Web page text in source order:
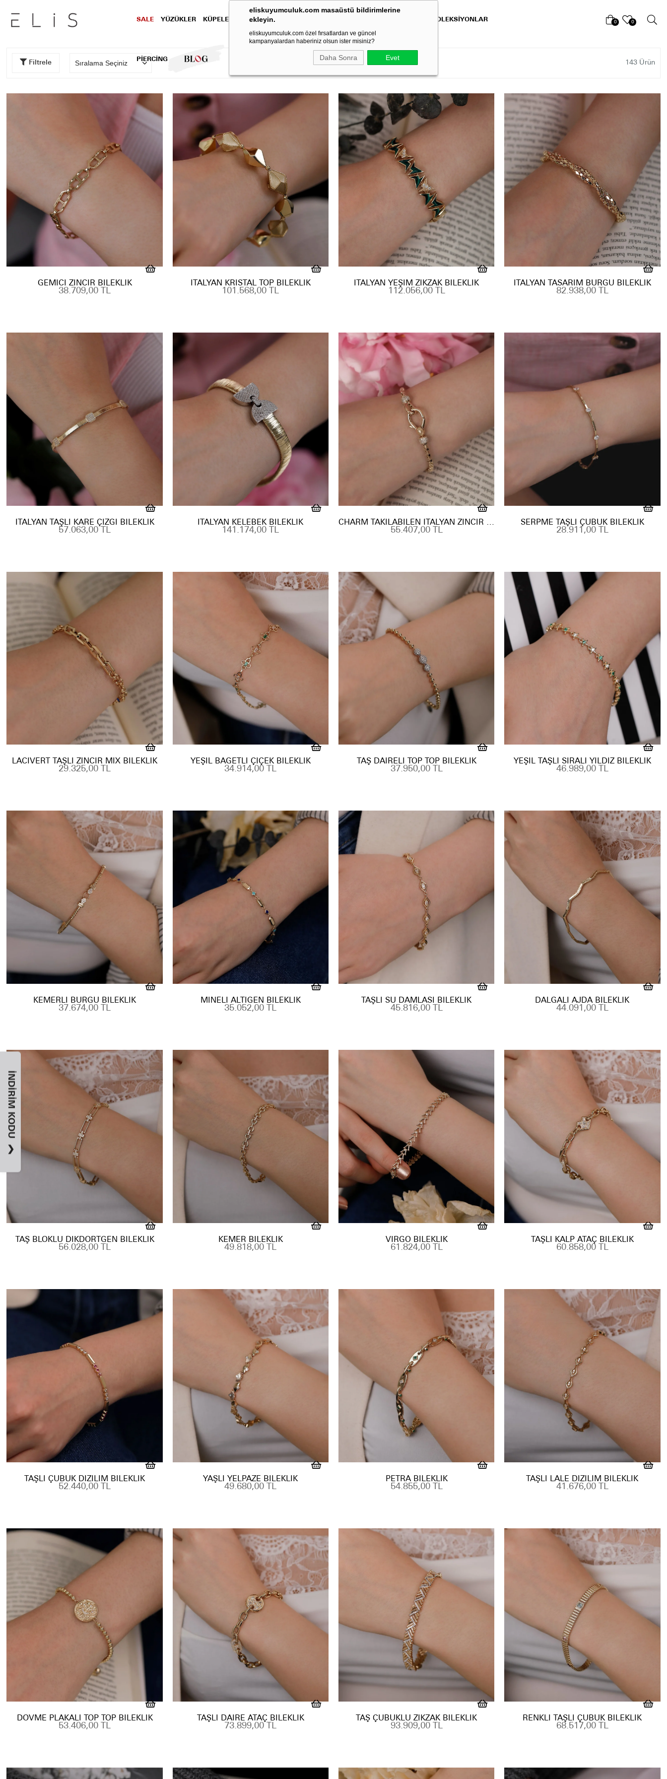
eliskuyumculuk.com masaüstü bildirimlerine
ekleyin.
eliskuyumculuk.com özel fırsatlardan ve güncel
kampanyalardan haberiniz olsun ister misiniz?
Daha Sonra Evet
SALE YÜZÜKLER KÜPELER BİLEKLİKLER KOLEKSİYONLAR
PİERCİNG BLOG
0 0
Filtrele 143 Ürün
Renk
Şeker Pembesi
Filtreler
İndirimli Ürünler
Yeni Ürünler
Fırsat Ürünleri
Fiyat Aralığı
GEMICI ZINCIR BILEKLIK
38.709,00 TL
İTALYAN KRISTAL TOP BILEKLIK
101.568,00 TL
İTALYAN YEŞIM ZIKZAK BILEKLIK
112.056,00 TL
İTALYAN TASARIM BURGU BILEKLIK
82.938,00 TL
İTALYAN TAŞLI KARE ÇIZGI BILEKLIK
57.063,00 TL
İTALYAN KELEBEK BILEKLIK
141.174,00 TL
CHARM TAKILABILEN İTALYAN ZINCIR BILEKLIK
55.407,00 TL
SERPME TAŞLI ÇUBUK BILEKLIK
28.911,00 TL
LACIVERT TAŞLI ZINCIR MIX BILEKLIK
29.325,00 TL
YEŞIL BAGETLI ÇIÇEK BILEKLIK
34.914,00 TL
TAŞ DAIRELI TOP TOP BILEKLIK
37.950,00 TL
YEŞIL TAŞLI SIRALI YILDIZ BILEKLIK
46.989,00 TL
KEMERLI BURGU BILEKLIK
37.674,00 TL
MINELI ALTIGEN BILEKLIK
35.052,00 TL
TAŞLI SU DAMLASI BILEKLIK
45.816,00 TL
DALGALI AJDA BILEKLIK
44.091,00 TL
TAŞ BLOKLU DIKDÖRTGEN BILEKLIK
56.028,00 TL
KEMER BILEKLIK
49.818,00 TL
VIRGO BILEKLIK
61.824,00 TL
TAŞLI KALP ATAÇ BILEKLIK
60.858,00 TL
TAŞLI ÇUBUK DIZILIM BILEKLIK
52.440,00 TL
YAŞLI YELPAZE BILEKLIK
49.680,00 TL
PETRA BILEKLIK
54.855,00 TL
TAŞLI LALE DIZILIM BILEKLIK
41.676,00 TL
DÖVME PLAKALI TOP TOP BILEKLIK
53.406,00 TL
TAŞLI DAIRE ATAÇ BILEKLIK
73.899,00 TL
TAŞ ÇUBUKLU ZIKZAK BILEKLIK
93.909,00 TL
RENKLI TAŞLI ÇUBUK BILEKLIK
68.517,00 TL
İNDIRIM KODU
❯